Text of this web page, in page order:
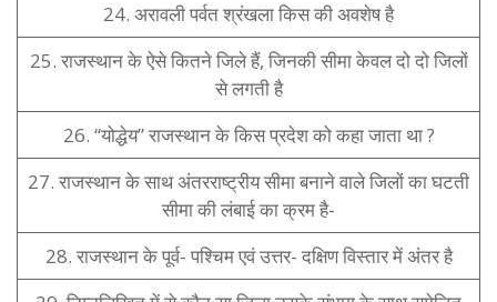
24. अरावली पर्वत श्रंखला किस की अवशेष है
25. राजस्थान के ऐसे कितने जिले हैं, जिनकी सीमा केवल दो दो जिलों
से लगती है
26. “योद्धेय” राजस्थान के किस प्रदेश को कहा जाता था ?
27. राजस्थान के साथ अंतरराष्ट्रीय सीमा बनाने वाले जिलों का घटती
सीमा की लंबाई का क्रम है-
28. राजस्थान के पूर्व- पश्चिम एवं उत्तर- दक्षिण विस्तार में अंतर है